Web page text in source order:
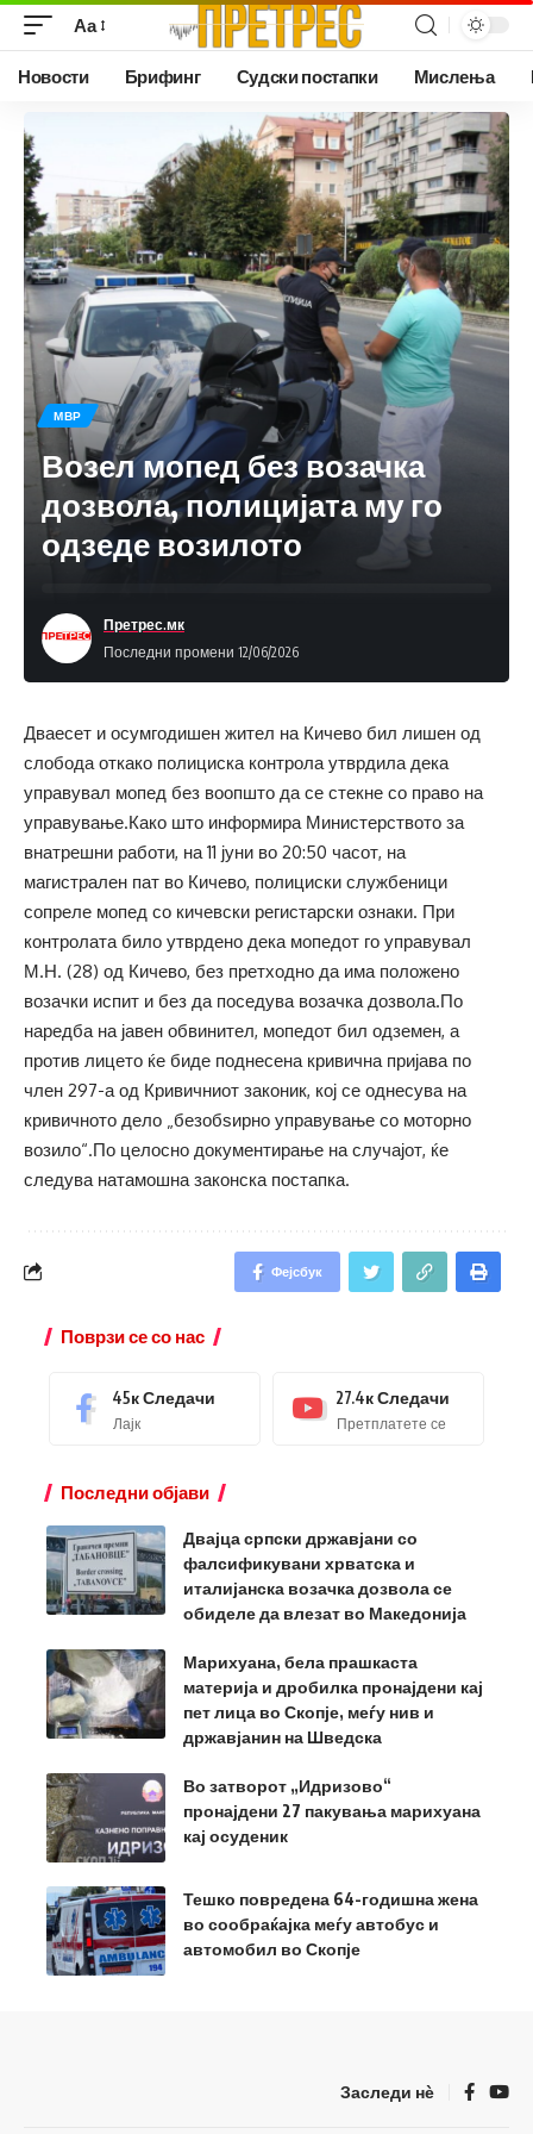
Аа
Новости Брифинг Судски постапки Мислења
МВР
Возел мопед без возачка
дозвола, полицијата му го
одзеде возилото
Последни промени 12/06/2026
Претрес.мк
Дваесет и осумгодишен жител на Кичево бил лишен од
слобода откако полициска контрола утврдила дека
управувал мопед без воопшто да се стекне со право на
управување.Како што информира Министерството за
внатрешни работи, на 11 јуни во 20:50 часот, на
магистрален пат во Кичево, полициски службеници
сопреле мопед со кичевски регистарски ознаки. При
контролата било утврдено дека мопедот го управувал
М.Н. (28) од Кичево, без претходно да има положено
возачки испит и без да поседува возачка дозвола.По
наредба на јавен обвинител, мопедот бил одземен, а
против лицето ќе биде поднесена кривична пријава по
член 297-а од Кривичниот законик, кој се однесува на
кривичното дело „безобѕирно управување со моторно
возило“.По целосно документирање на случајот, ќе
следува натамошна законска постапка.
Фејсбук
Поврзи се со нас
45кСледачи
Лајк
27.4кСледачи
Претплатете се
Последни објави
Двајца српски државјани со
фалсификувани хрватска и
италијанска возачка дозвола се
обиделе да влезат во Македонија
Марихуана, бела прашкаста
материја и дробилка пронајдени кај
пет лица во Скопје, меѓу нив и
државјанин на Шведска
Во затворот „Идризово“
пронајдени 27 пакувања марихуана
кај осуденик
Тешко повредена 64-годишна жена
во сообраќајка меѓу автобус и
автомобил во Скопје
Заследи нѐ